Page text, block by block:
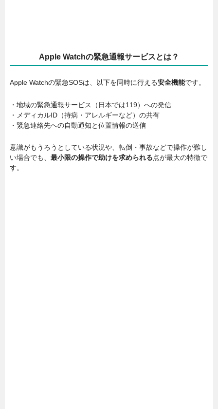
Apple Watchの緊急通報サービスとは？
Apple Watchの緊急SOSは、以下を同時に行える安全機能です。
・地域の緊急通報サービス（日本では119）への発信
・メディカルID（持病・アレルギーなど）の共有
・緊急連絡先への自動通知と位置情報の送信
意識がもうろうとしている状況や、転倒・事故などで操作が難し
い場合でも、 最小限の操作で助けを求められる点が最大の特徴で
す。